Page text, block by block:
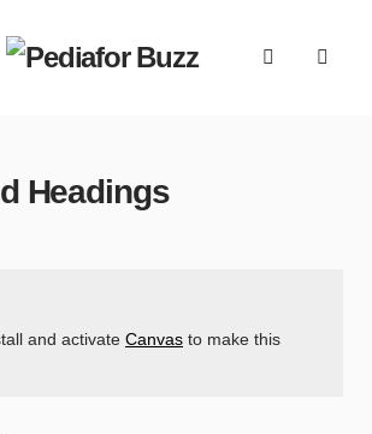
Headings
and activate Canvas to make this